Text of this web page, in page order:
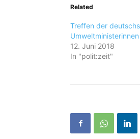
Related
Treffen der
12. Juni 2018
In "polit:zeit"